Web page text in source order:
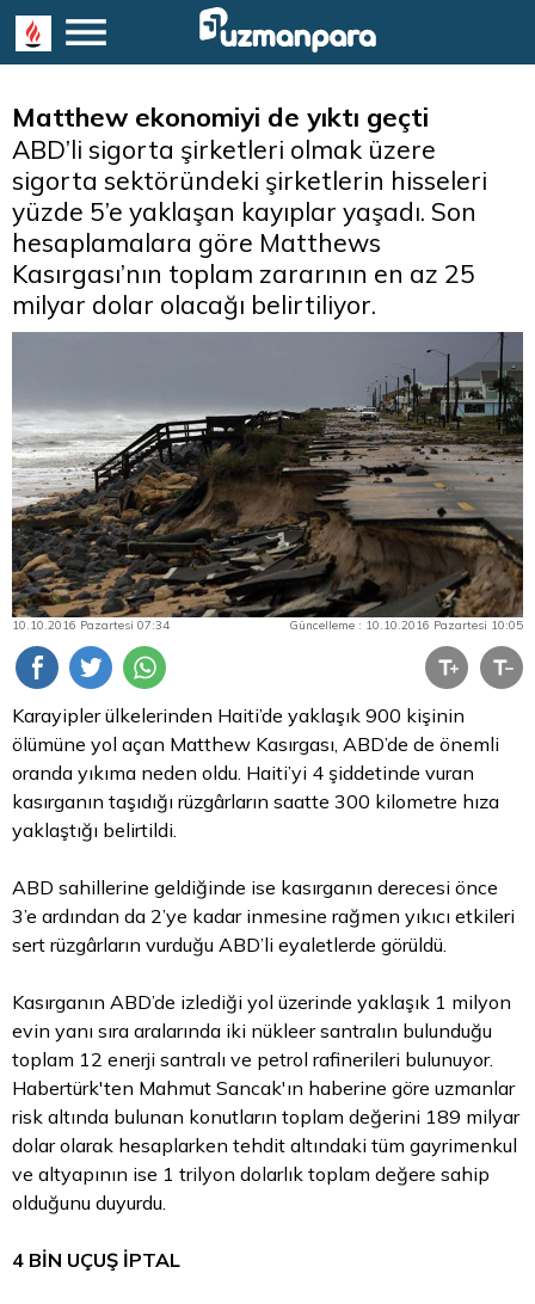
Matthew ekonomiyi de yıktı geçti
ABD’li sigorta şirketleri olmak üzere
sigorta sektöründeki şirketlerin hisseleri
yüzde 5’e yaklaşan kayıplar yaşadı. Son
hesaplamalara göre Matthews
Kasırgası’nın toplam zararının en az 25
milyar dolar olacağı belirtiliyor.
10.10.2016 Pazartesi 07:34 Güncelleme : 10.10.2016 Pazartesi 10:05
Karayipler ülkelerinden Haiti’de yaklaşık 900 kişinin
ölümüne yol açan Matthew Kasırgası, ABD’de de önemli
oranda yıkıma neden oldu. Haiti’yi 4 şiddetinde vuran
kasırganın taşıdığı rüzgârların saatte 300 kilometre hıza
yaklaştığı belirtildi.
ABD sahillerine geldiğinde ise kasırganın derecesi önce
3’e ardından da 2’ye kadar inmesine rağmen yıkıcı etkileri
sert rüzgârların vurduğu ABD’li eyaletlerde görüldü.
Kasırganın ABD’de izlediği yol üzerinde yaklaşık 1 milyon
evin yanı sıra aralarında iki nükleer santralın bulunduğu
toplam 12 enerji santralı ve petrol rafinerileri bulunuyor.
Habertürk'ten Mahmut Sancak'ın haberine göre uzmanlar
risk altında bulunan konutların toplam değerini 189 milyar
dolarolarak hesaplarken tehdit altındaki tüm gayrimenkul
ve altyapının ise 1 trilyon dolarlık toplam değere sahip
olduğunu duyurdu.
4 BİN UÇUŞ İPTAL